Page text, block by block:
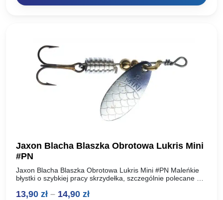
Jaxon Blacha Blaszka Obrotowa Lukris Mini
#PN
Jaxon Blacha Blaszka Obrotowa Lukris Mini #PN Maleńkie
błystki o szybkiej pracy skrzydełka, szczególnie polecane do
wody. Superprzynęta na…
13,90 zł – 14,90 złZakres